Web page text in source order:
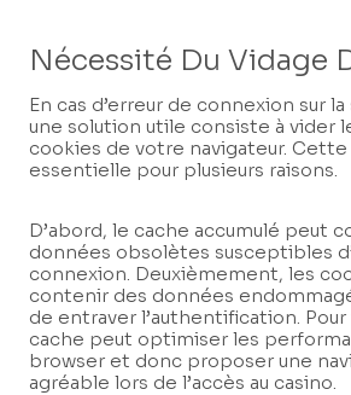
Nécessité Du Vidage
En cas d’erreur de connexion sur
une solution utile consiste à vider
cookies de votre navigateur.
essentielle pour plusieurs raisons.
D’abord, le cache accumulé peut
données obsolètes susceptibles
connexion. Deuxièmement, les
contenir des données
de entraver l’authentification.
cache peut optimiser les
browser et donc proposer une
agréable lors de l’accès au casino.